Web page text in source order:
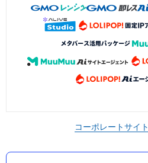
コーポレートサイト